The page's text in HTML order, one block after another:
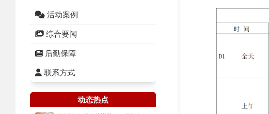
活动案例
综合要闻
后勤保障
联系方式
动态热点